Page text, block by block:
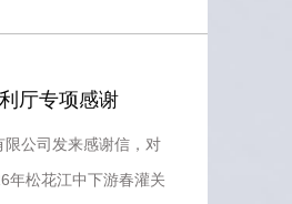
厅专项感谢
公司发来感谢信，对
年松花江中下游春灌关